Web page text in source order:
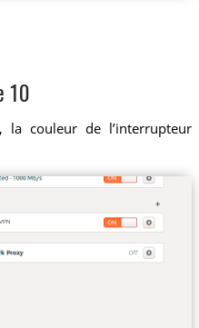
10
couleur de l’interrupteur